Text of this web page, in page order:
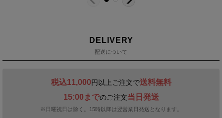
DELIVERY
配送について
税込11,000円以上ご注文で送料無料
15:00までのご注文当日発送
※日曜祝日は除く。15時以降は翌営業日発送となります。